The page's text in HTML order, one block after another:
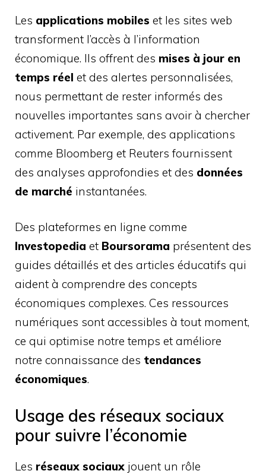
Les applications mobiles et les sites web
transforment l’accès à l’information
économique. Ils offrent des mises à jour en
temps réel et des alertes personnalisées,
nous permettant de rester informés des
nouvelles importantes sans avoir à chercher
activement. Par exemple, des applications
comme Bloomberg et Reuters fournissent
des analyses approfondies et des données
de marché instantanées.
Des plateformes en ligne comme
Investopedia et Boursorama présentent des
guides détaillés et des articles éducatifs qui
aident à comprendre des concepts
économiques complexes. Ces ressources
numériques sont accessibles à tout moment,
ce qui optimise notre temps et améliore
notre connaissance des tendances
économiques.
Usage des réseaux sociaux
pour suivre l’économie
Les réseaux sociaux jouent un rôle